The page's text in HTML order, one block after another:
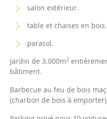
salon extérieur.
table et chaises en bois.
parasol.
Jardin de 3.000m2
bâtiment.
Barbecue au feu de bois
(charbon de bois à